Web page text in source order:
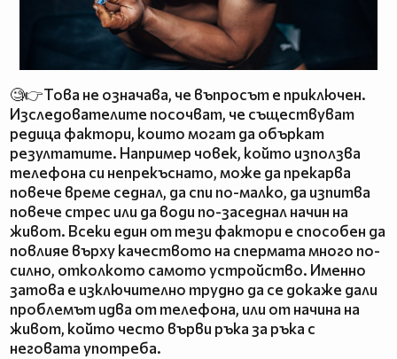
🧐👉Това не означава, че въпросът е приключен.
Изследователите посочват, че съществуват
редица фактори, които могат да объркат
резултатите. Например човек, който използва
телефона си непрекъснато, може да прекарва
повече време седнал, да спи по-малко, да изпитва
повече стрес или да води по-заседнал начин на
живот. Всеки един от тези фактори е способен да
повлияе върху качеството на спермата много по-
силно, отколкото самото устройство. Именно
затова е изключително трудно да се докаже дали
проблемът идва от телефона, или от начина на
живот, който често върви ръка за ръка с
неговата употреба.